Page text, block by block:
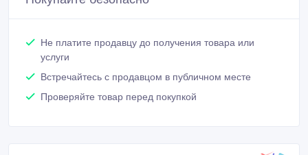
Не платите продавцу до получения товара или
услуги
Встречайтесь с продавцом в публичном месте
Проверяйте товар перед покупкой